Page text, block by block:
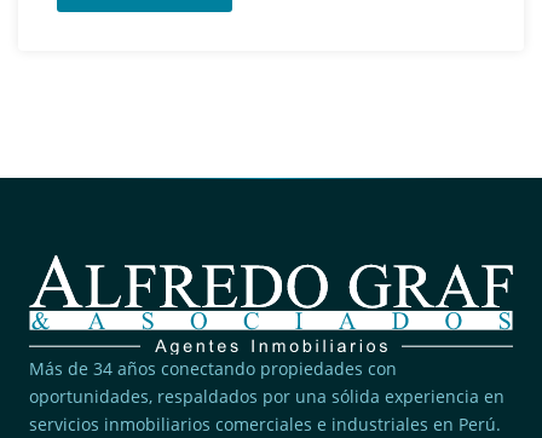
Más de 34 años conectando propiedades con
oportunidades, respaldados por una sólida experiencia en
servicios inmobiliarios comerciales e industriales en Perú.